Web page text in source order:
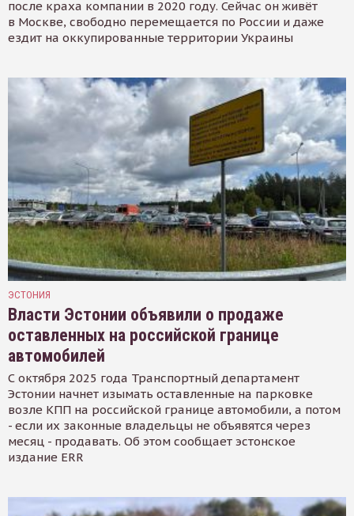
после краха компании в 2020 году. Сейчас он живёт
в Москве, свободно перемещается по России и даже
ездит на оккупированные территории Украины
ЭСТОНИЯ
Власти Эстонии объявили о продаже
оставленных на российской границе
автомобилей
С октября 2025 года Транспортный департамент
Эстонии начнет изымать оставленные на парковке
возле КПП на российской границе автомобили, а потом
- если их законные владельцы не объявятся через
месяц - продавать. Об этом сообщает эстонское
издание ERR